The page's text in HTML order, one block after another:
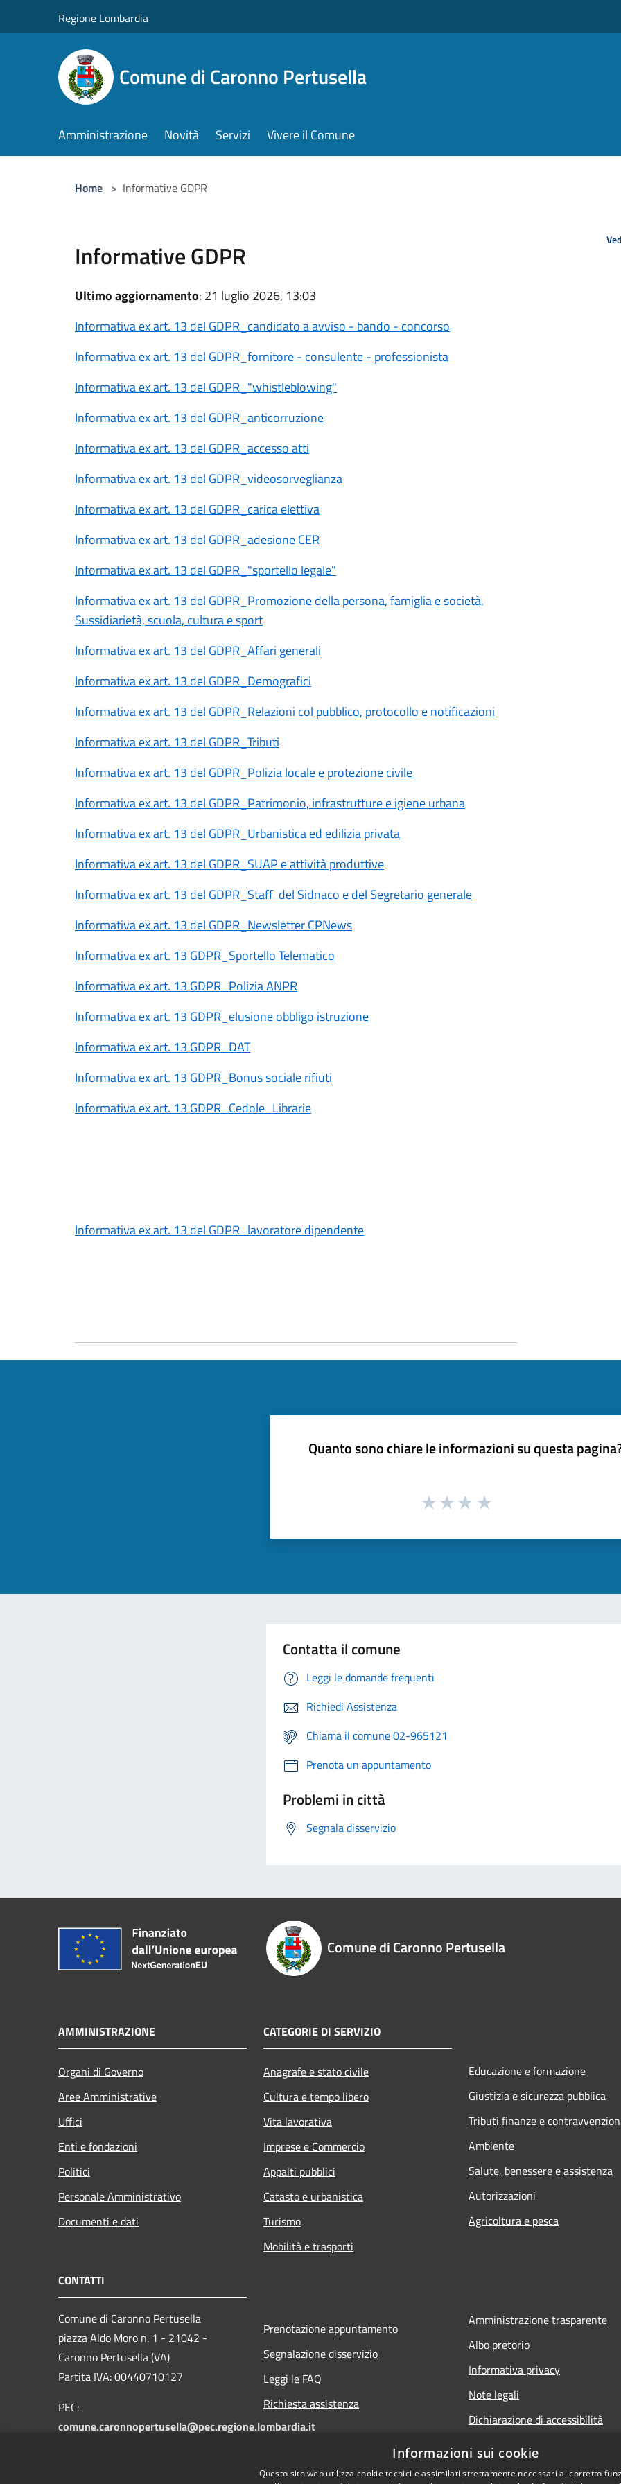
Regione Lombardia
Comune di Caronno Pertusella
Amministrazione Novità Servizi Vivere il Comune
Home > Informative GDPR
Informative GDPR
Ultimo aggiornamento: 21 luglio 2026, 13:03
Informativa ex art. 13 del GDPR_candidato a avviso - bando - concorso
Informativa ex art. 13 del GDPR_fornitore - consulente - professionista
Informativa ex art. 13 del GDPR_"whistleblowing"
Informativa ex art. 13 del GDPR_anticorruzione
Informativa ex art. 13 del GDPR_accesso atti
Informativa ex art. 13 del GDPR_videosorveglianza
Informativa ex art. 13 del GDPR_carica elettiva
Informativa ex art. 13 del GDPR_adesione CER
Informativa ex art. 13 del GDPR_"sportello legale"
Informativa ex art. 13 del GDPR_Promozione della persona, famiglia e società,
Sussidiarietà, scuola, cultura e sport
Informativa ex art. 13 del GDPR_Affari generali
Informativa ex art. 13 del GDPR_Demografici
Informativa ex art. 13 del GDPR_Relazioni col pubblico, protocollo e notificazioni
Informativa ex art. 13 del GDPR_Tributi
Informativa ex art. 13 del GDPR_Polizia locale e protezione civile
Informativa ex art. 13 del GDPR_Patrimonio, infrastrutture e igiene urbana
Informativa ex art. 13 del GDPR_Urbanistica ed edilizia privata
Informativa ex art. 13 del GDPR_SUAP e attività produttive
Informativa ex art. 13 del GDPR_Staff del Sidnaco e del Segretario generale
Informativa ex art. 13 del GDPR_Newsletter CPNews
Informativa ex art. 13 GDPR_Sportello Telematico
Informativa ex art. 13 GDPR_Polizia ANPR
Informativa ex art. 13 GDPR_elusione obbligo istruzione
Informativa ex art. 13 GDPR_DAT
Informativa ex art. 13 GDPR_Bonus sociale rifiuti
Informativa ex art. 13 GDPR_Cedole_Librarie
Informativa ex art. 13 del GDPR_lavoratore dipendente
Quanto sono chiare le informazioni su questa
Contatta il comune
Leggi le domande frequenti
Richiedi Assistenza
Chiama il comune 02-965121
Prenota un appuntamento
Problemi in città
Segnala disservizio
Comune di Caronno Pertusella
AMMINISTRAZIONE
Organi di Governo
Aree Amministrative
Uffici
Enti e fondazioni
Politici
Personale Amministrativo
Documenti e dati
CATEGORIE DI SERVIZIO
Anagrafe e stato civile
Cultura e tempo libero
Vita lavorativa
Imprese e Commercio
Appalti pubblici
Catasto e urbanistica
Turismo
Mobilità e trasporti
Educazione e formazione
Giustizia e sicurezza pubblica
Tributi,finanze e
Ambiente
Salute, benessere e assistenza
Autorizzazioni
Agricoltura e pesca
CONTATTI
Comune di Caronno Pertusella
piazza Aldo Moro n. 1 - 21042 -
Caronno Pertusella (VA)
Partita IVA: 00440710127
PEC:
comune.caronnopertusella@pec.regione.lombardia.it
Prenotazione appuntamento
Segnalazione disservizio
Leggi le FAQ
Richiesta assistenza
Amministrazione trasparente
Albo pretorio
Informativa privacy
Note legali
Dichiarazione di accessibilità
Informazioni sui cookie
Questo sito web utilizza cookie tecnici e assimilati strettamente necessari al corretto